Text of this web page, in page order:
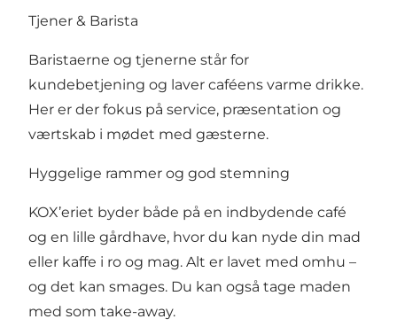
Tjener & Barista
Baristaerne og tjenerne står for
kundebetjening og laver caféens varme drikke.
Her er der fokus på service, præsentation og
værtskab i mødet med gæsterne.
Hyggelige rammer og god stemning
KOX’eriet byder både på en indbydende café
og en lille gårdhave, hvor du kan nyde din mad
eller kaffe i ro og mag. Alt er lavet med omhu –
og det kan smages. Du kan også tage maden
med som take-away.